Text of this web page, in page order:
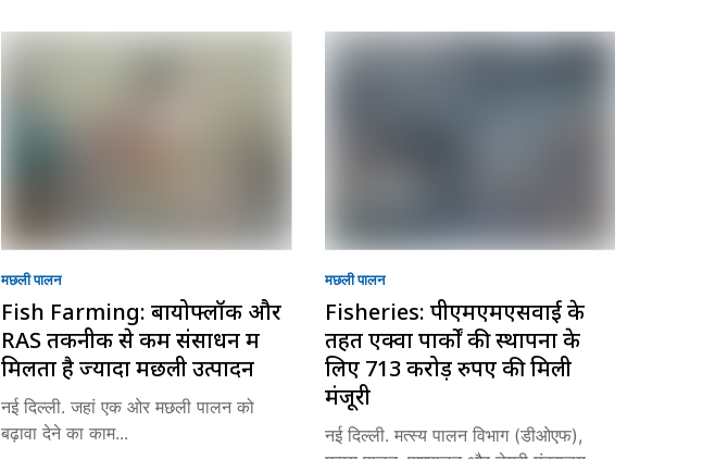
मछली पालन
Fish Farming: बायोफ्लॉक और
RAS तकनीक से कम संसाधन में
मिलता है ज्यादा मछली उत्पादन
नई दिल्ली. जहां एक ओर मछली पालन को
बढ़ावा देने का काम...
मछली पालन
Fisheries: पीएमएमएसवाई के
तहत एक्वा पार्कों की स्थापना के
लिए 713 करोड़ रुपए की मिली
मंजूरी
नई दिल्ली. मत्स्य पालन विभाग (डीओएफ),